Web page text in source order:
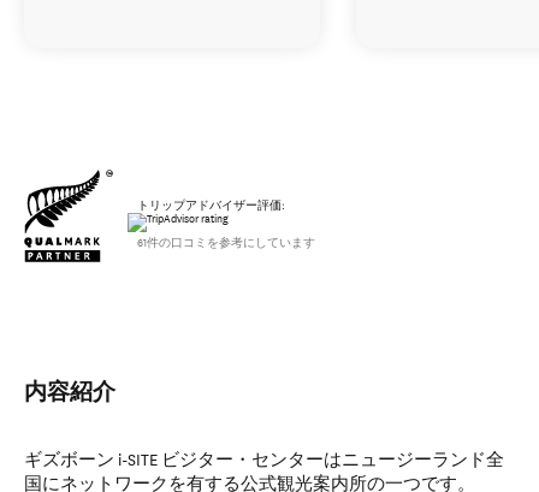
トリップアドバイザー評価:
61件の口コミを参考にしています
内容紹介
ギズボーン i-SITE ビジター・センターはニュージーランド全
国にネットワークを有する公式観光案内所の一つです。